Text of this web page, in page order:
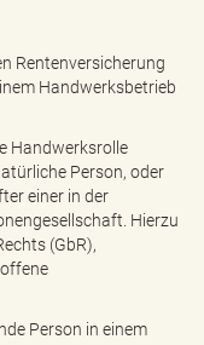
Rentenversicherung
Handwerksbetrieb
Handwerksrolle
Person, oder
einer in der
Hierzu
(GbR),
Person in einem